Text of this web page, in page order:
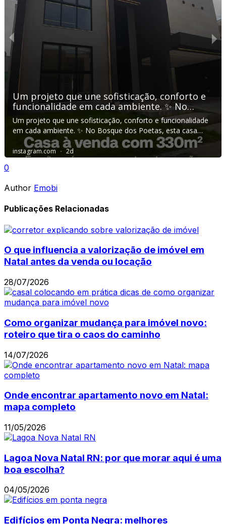
0
Author Emobi
Publicações Relacionadas
O que influencia a valorização de imóvel em
Natal antes da venda ou locação
28/07/2026
Como organizar mudança para imóvel novo:
roteiro que tira o caos do caminho
14/07/2026
Onde encontrar apartamento novo em Natal:
mapa completo
11/05/2026
Lagoa Nova Natal RN: por que morar aqui é uma
boa escolha?
04/05/2026
Edifícios em Ponta Negra: melhores